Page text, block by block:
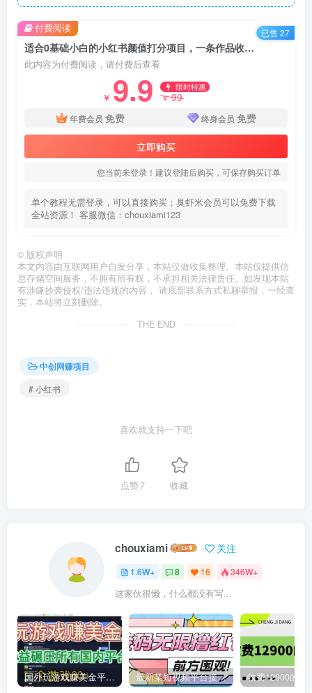
适合0基础小白的小红书颜值打分项目，一条作品收入1000+
此内容为付费阅读，请付费后查看
￥ 9.9 限时特惠
￥99
年费会员 免费 终身会员 免费
立即购买
您当前未登录！建议登陆后购买，可保存购买订单
单个教程无需登录，可以直接购买；臭虾米会员可以免费下载
全站资源！ 客服微信：chouxiami123
付费阅读 已售 27
© 版权声明
本文内容由互联网用户自发分享，本站仅做收集整理。本站仅提供信
息存储空间服务，不拥有所有权，不承担相关法律责任。如发现本站
有涉嫌抄袭侵权/违法违规的内容， 请底部联系方式私聊举报，一经查
实，本站将立刻删除。
THE END
中创网赚项目
# 小红书
喜欢就支持一下吧
点赞7 收藏
chouxiami 关注
1.6W+ 8 16 346W+
这家伙很懒，什么都没有写...
国外玩游戏赚美金平台，一个游戏60+，收益碾压国内所有平台 最新某短视频平台接码看广告，无限撸1.3元项目【软件+详细操作教程】